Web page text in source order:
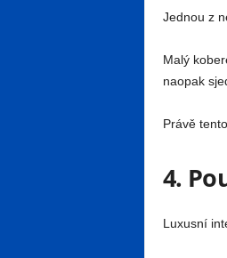
Jednou z
Malý
naopak
Právě
4.
Luxusní